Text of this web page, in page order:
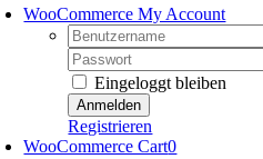
WooCommerce My Account
Username:
Password:
Eingeloggt bleiben
Registrieren
WooCommerce Cart0